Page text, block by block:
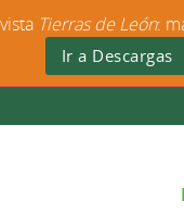
Tierras de León:
Ir a Descargas